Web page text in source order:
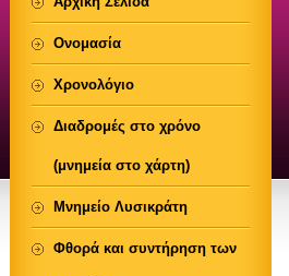
Ονομασία
Χρονολόγιο
Διαδρομές στο χρόνο
(μνημεία στο χάρτη)
Μνημείο Λυσικράτη
Φθορά και συντήρηση των